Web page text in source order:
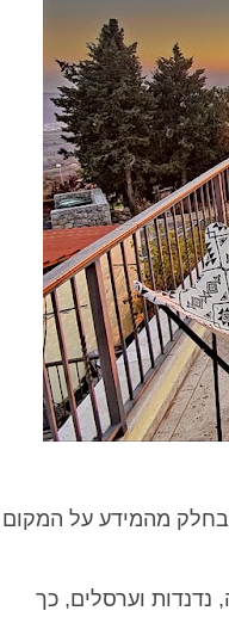
בחלק מהמידע על המקום
נדנדות וערסלים, כך